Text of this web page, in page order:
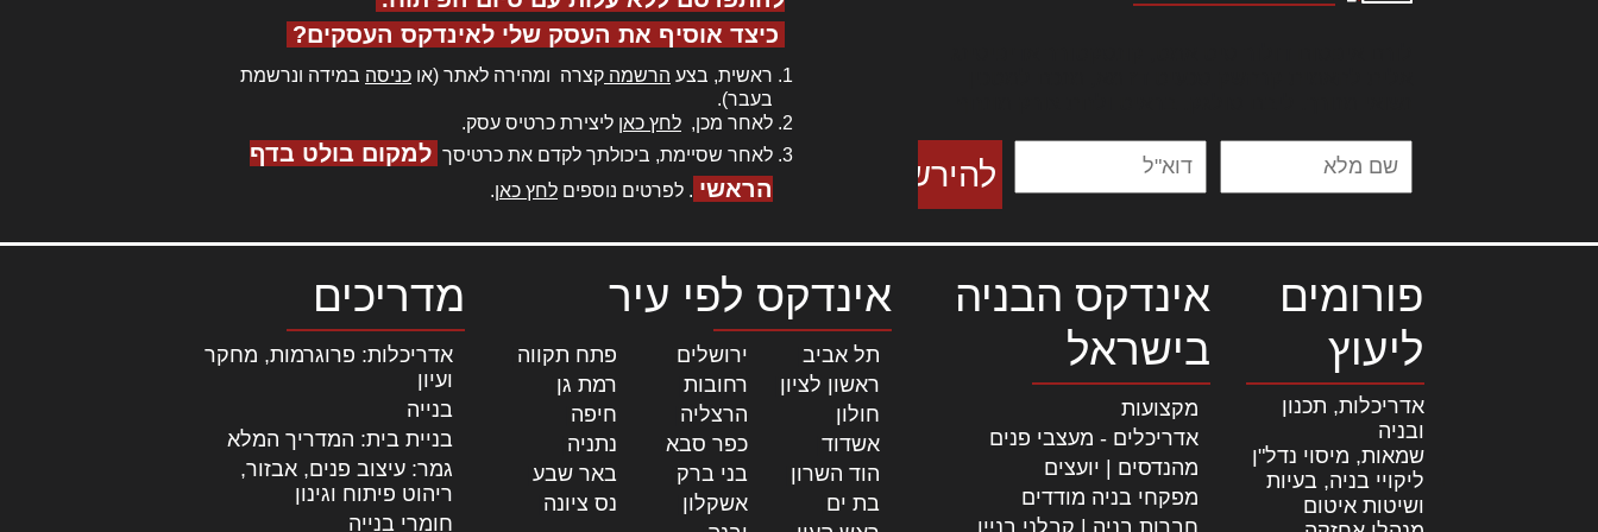
כיצד אוסיף את העסק שלי לאינדקס העסקים?
ראשית, בצע הרשמה קצרה ומהירה לאתר (או כניסה במידה ונרשמת
בעבר).
לאחר מכן, לחץ כאן ליצירת כרטיס עסק.
לאחר שסיימת, ביכולתך לקדם את כרטיסך למקום בולט בדף
הראשי . לפרטים נוספים לחץ כאן.
פורומים
ליעוץ
אדריכלות, תכנון
ובניה
שמאות, מיסוי נדל"ן
ליקויי בניה, בעיות
ושיטות איטום
אינדקס הבניה
בישראל
מקצועות
אדריכלים - מעצבי פנים
מהנדסים | יועצים
מפקחי בניה מודדים
חברות בניה | קבלני בניין
אינדקס לפי עיר
תל אביב ירושלים פתח תקווה
ראשון לציון
רחובות| רמת גן
חולון
הרצליה חיפה
אשדוד
כפר סבא| נתניה
הוד השרון
בני ברק באר שבע
בת ים
אשקלון נס ציונה
מדריכים
אדריכלות: פרוגרמות, מחקר
ועיון
בנייה
בניית בית: המדריך המלא
גמר: עיצוב פנים, אבזור,
ריהוט פיתוח וגינון
חומרי בנייה